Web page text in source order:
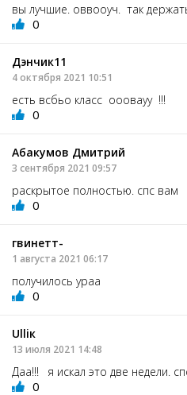
вы лучшие. оввооуч. так
0
Дэнчик11
4 октября 2021 10:51
есть всбьо класс ооовауу !!!
0
Абакумов Дмитрий
3 сентября 2021 09:57
раскрытое полностью. спс вам
0
гвинетт-
1 августа 2021 06:17
получилось ураа
0
Ulliк
13 июля 2021 14:48
Даа!!! я искал это две недели.
0